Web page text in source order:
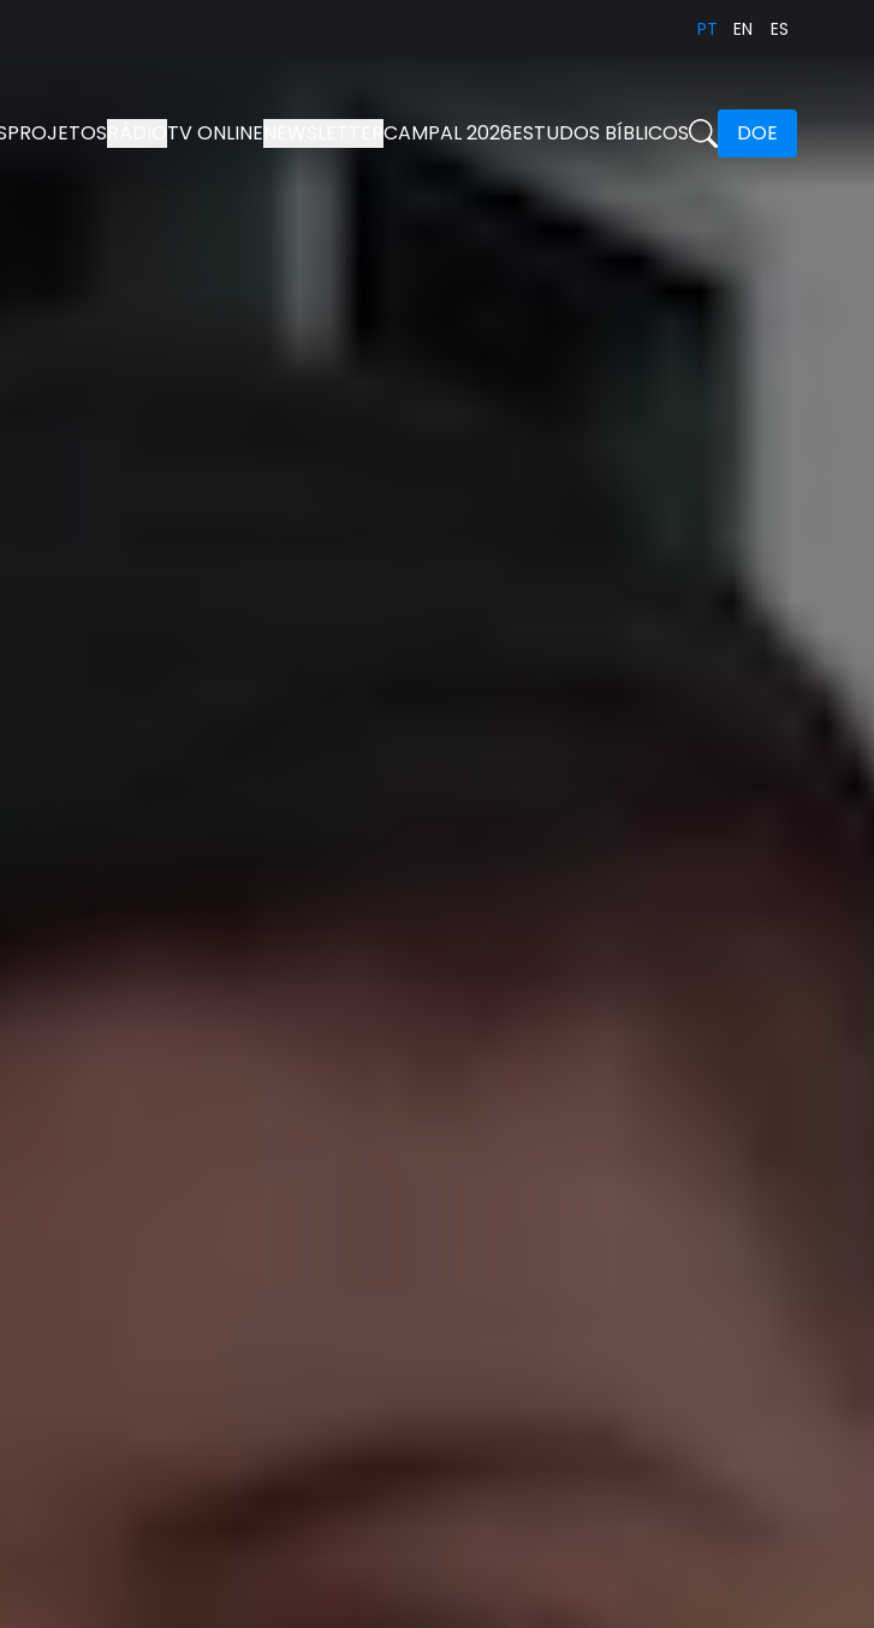
PT EN ES
PROJETOS TV ONLINE CAMPAL 2026ESTUDOS BÍBLICOS DOE